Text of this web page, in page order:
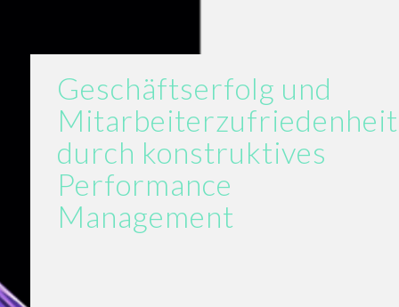
Geschäftserfolg und
Mitarbeiterzufriedenheit
durch konstruktives
Performance
Management